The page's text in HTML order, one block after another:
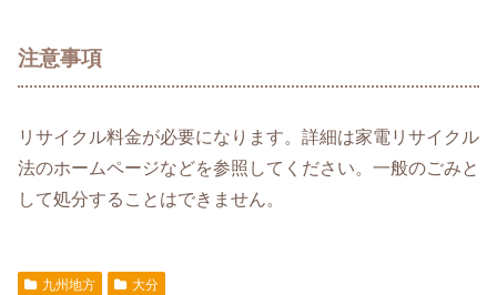
注意事項
リサイクル料金が必要になります。詳細は家電リサイクル
法のホームページなどを参照してください。一般のごみと
して処分することはできません。
九州地方 大分